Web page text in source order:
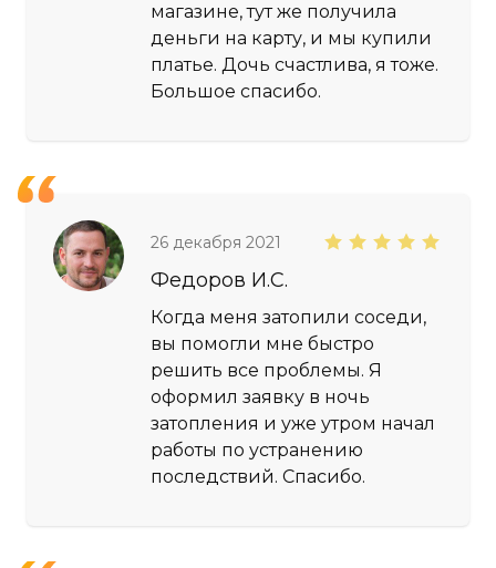
магазине, тут же получила
деньги на карту, и мы купили
платье. Дочь счастлива, я тоже.
Большое спасибо.
26 декабря 2021
Федоров И.С.
Когда меня затопили соседи,
вы помогли мне быстро
решить все проблемы. Я
оформил заявку в ночь
затопления и уже утром начал
работы по устранению
последствий. Спасибо.